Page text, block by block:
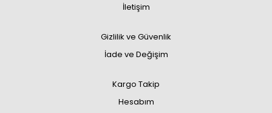
İletişim
Gizlilik ve Güvenlik
İade ve Değişim
Kargo Takip
Hesabım